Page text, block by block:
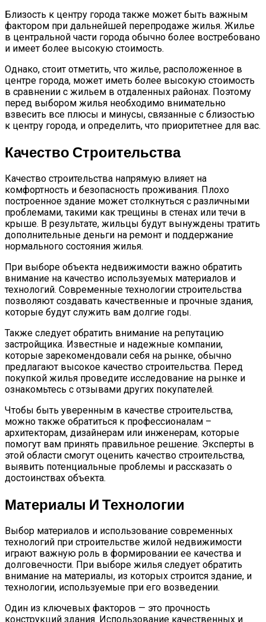
Близость к центру города также может быть важным
фактором при дальнейшей перепродаже жилья. Жилье
в центральной части города обычно более востребовано
и имеет более высокую стоимость.
Однако, стоит отметить, что жилье, расположенное в
центре города, может иметь более высокую стоимость
в сравнении с жильем в отдаленных районах. Поэтому
перед выбором жилья необходимо внимательно
взвесить все плюсы и минусы, связанные с близостью
к центру города, и определить, что приоритетнее для вас.
Качество Строительства
Качество строительства напрямую влияет на
комфортность и безопасность проживания. Плохо
построенное здание может столкнуться с различными
проблемами, такими как трещины в стенах или течи в
крыше. В результате, жильцы будут вынуждены тратить
дополнительные деньги на ремонт и поддержание
нормального состояния жилья.
При выборе объекта недвижимости важно обратить
внимание на качество используемых материалов и
технологий. Современные технологии строительства
позволяют создавать качественные и прочные здания,
которые будут служить вам долгие годы.
Также следует обратить внимание на репутацию
застройщика. Известные и надежные компании,
которые зарекомендовали себя на рынке, обычно
предлагают высокое качество строительства. Перед
покупкой жилья проведите исследование на рынке и
ознакомьтесь с отзывами других покупателей.
Чтобы быть уверенным в качестве строительства,
можно также обратиться к профессионалам –
архитекторам, дизайнерам или инженерам, которые
помогут вам принять правильное решение. Эксперты в
этой области смогут оценить качество строительства,
выявить потенциальные проблемы и рассказать о
достоинствах объекта.
Материалы И Технологии
Выбор материалов и использование современных
технологий при строительстве жилой недвижимости
играют важную роль в формировании ее качества и
долговечности. При выборе жилья следует обратить
внимание на материалы, из которых строится здание, и
технологии, используемые при его возведении.
Один из ключевых факторов — это прочность
конструкций здания. Использование качественных и